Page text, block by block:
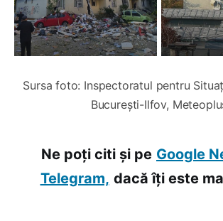
Sursa foto: Inspectoratul pentru
București-Ilfov,
Ne poți citi și pe Google
Telegram, dacă îți este